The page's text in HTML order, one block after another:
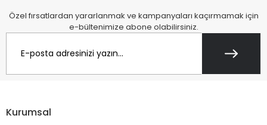
Özel fırsatlardan yararlanmak ve kampanyaları kaçırmamak için
e-bültenimize abone olabilirsiniz.
Kurumsal